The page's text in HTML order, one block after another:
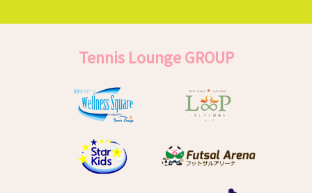
Tennis Lounge GROUP